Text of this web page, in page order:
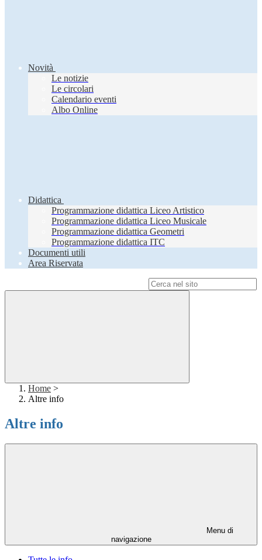
Novità
Le notizie
Le circolari
Calendario eventi
Albo Online
Didattica
Programmazione didattica Liceo Artistico
Programmazione didattica Liceo Musicale
Programmazione didattica Geometri
Programmazione didattica ITC
Documenti utili
Area Riservata
Home >
Altre info
Altre info
Menu di
navigazione